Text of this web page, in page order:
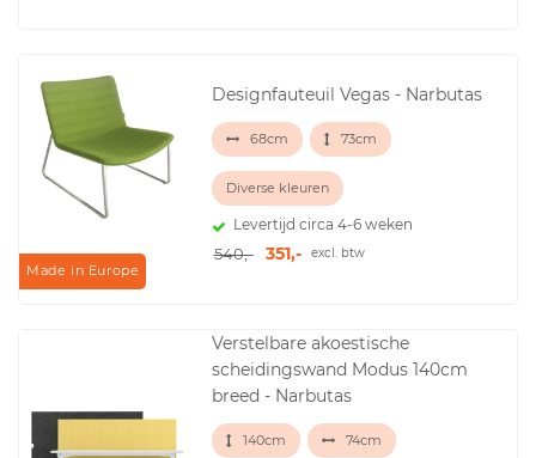
Made in Europe
Designfauteuil Vegas - Narbutas
68cm 73cm
Diverse kleuren
Levertijd circa 4-6 weken
540,- 351,- excl. btw
Verstelbare akoestische
scheidingswand Modus 140cm
breed - Narbutas
140cm 74cm